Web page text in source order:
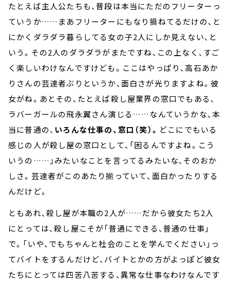
たとえば主人公たちも、普段は本当にただのフリーターっ
ていうか……まあフリーターにもなり損ねてるだけの、と
にかくダラダラ暮らしてる女の子2人にしか見えない、と
いう。その2人のダラダラがまたですね、この上なく、すご
く楽しいわけなんですけども。ここはやっぱり、高石あか
りさんの芸達者ぶりというか、面白さが光りますよね。彼
女がね。あとその、たとえば殺し屋業界の窓口でもある、
ラバーガールの飛永翼さん演じる……なんていうかな、本
当に普通の、 いろんな仕事の、窓口（笑）。 どこにでもいる
感じの人が殺し屋の窓口として、「困るんですよね。こう
いうの……」みたいなことを言ってるみたいな、そのおか
しさ。芸達者がこのあたり揃っていて、面白かったりする
んだけど。
ともあれ、殺し屋が本職の2人が……だから彼女たち2人
にとっては、殺し屋こそが「普通にできる、普通の仕事」
で。「いや、でもちゃんと社会のことを学んでください」っ
てバイトをするんだけど、バイトとかの方がよっぽど彼女
たちにとっては四苦八苦する、異常な仕事なわけなんです